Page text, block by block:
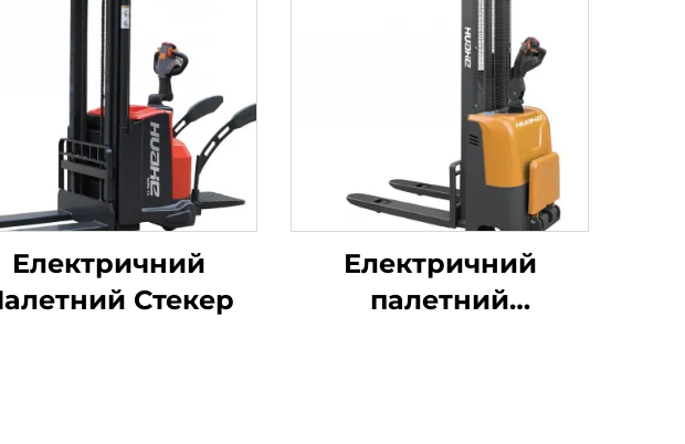
Електричний
Стекер
Електричний
палетний